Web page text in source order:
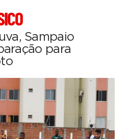
Sampaio
para